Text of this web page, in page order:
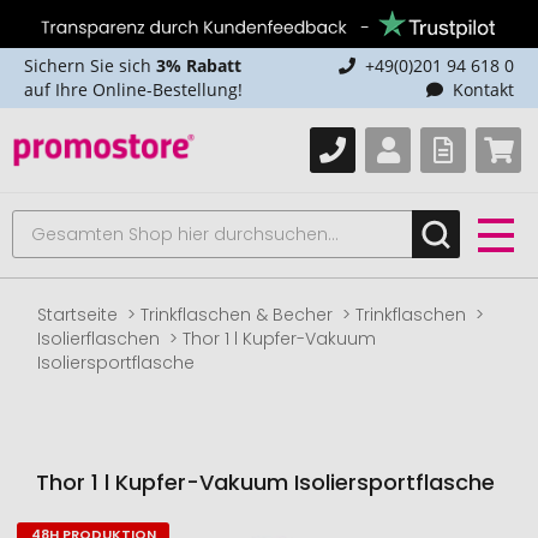
Sichern Sie sich 3% Rabatt
auf Ihre Online-Bestellung!
+49(0)201 94 618 0
Kontakt
Startseite Trinkflaschen & Becher
Trinkflaschen
Isolierflaschen
Thor 1 l Kupfer-Vakuum
Isoliersportflasche
Thor 1 l Kupfer-Vakuum Isoliersportflasche
48H PRODUKTION